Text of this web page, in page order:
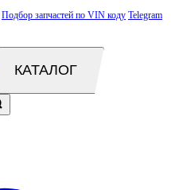
Подбор запчастей по VIN коду Telegram
КАТАЛОГ